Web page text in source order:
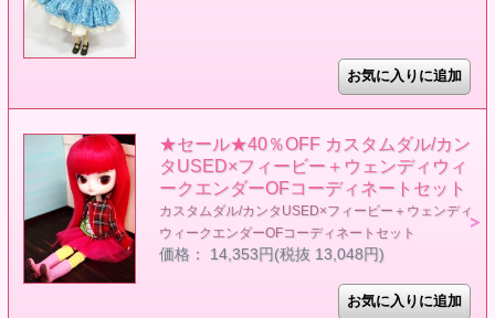
★セール★40％OFF カスタムダル/カン
タUSED×フィービー＋ウェンディウィ
ークエンダーOFコーディネートセット
カスタムダル/カンタUSED×フィービー＋ウェンディ
ウィークエンダーOFコーディネートセット
価格： 14,353円(税抜 13,048円)